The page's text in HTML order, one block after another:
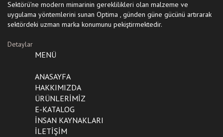
Sektörü’ne modern mimarinin gereklilikleri olan malzeme ve
uygulama yöntemlerini sunan Optima , günden güne gücünü artırarak
sektördeki uzman marka konumunu pekiştirmektedir.
Detaylar
MENÜ
ANASAYFA
HAKKIMIZDA
ÜRÜNLERİMİZ
E-KATALOG
İNSAN KAYNAKLARI
İLETİŞİM